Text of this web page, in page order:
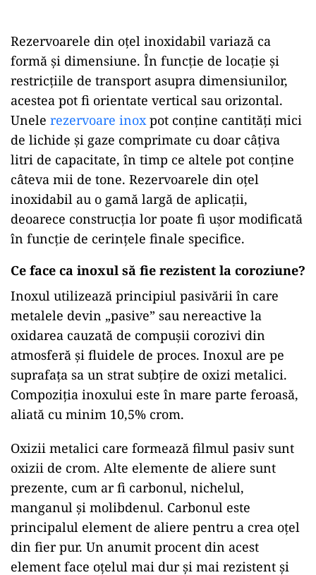
Rezervoarele din oțel inoxidabil variază ca
formă și dimensiune. În funcție de locație și
restricțiile de transport asupra dimensiunilor,
acestea pot fi orientate vertical sau orizontal.
Unele rezervoare inoxpot conține cantități mici
de lichide și gaze comprimate cu doar câțiva
litri de capacitate, în timp ce altele pot conține
câteva mii de tone. Rezervoarele din oțel
inoxidabil au o gamă largă de aplicații,
deoarece construcția lor poate fi ușor modificată
în funcție de cerințele finale specifice.
Ce face ca inoxul să fie rezistent la coroziune?
Inoxul utilizează principiul pasivării în care
metalele devin „pasive” sau nereactive la
oxidarea cauzată de compușii corozivi din
atmosferă și fluidele de proces. Inoxul are pe
suprafața sa un strat subțire de oxizi metalici.
Compoziția inoxului este în mare parte feroasă,
aliată cu minim 10,5% crom.
Oxizii metalici care formează filmul pasiv sunt
oxizii de crom. Alte elemente de aliere sunt
prezente, cum ar fi carbonul, nichelul,
manganul și molibdenul. Carbonul este
principalul element de aliere pentru a crea oțel
din fier pur. Un anumit procent din acest
element face oțelul mai dur și mai rezistent și